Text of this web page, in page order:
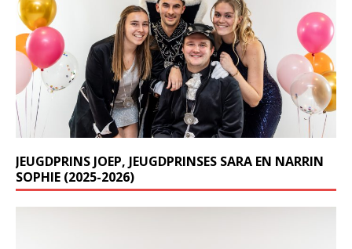
JEUGDPRINS JOEP, JEUGDPRINSES SARA EN NARRIN
SOPHIE (2025-2026)